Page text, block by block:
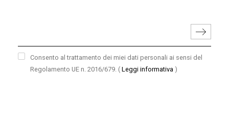
Consento al trattamento dei miei dati personali ai sensi del
Regolamento UE n. 2016/679. ( Leggi informativa )